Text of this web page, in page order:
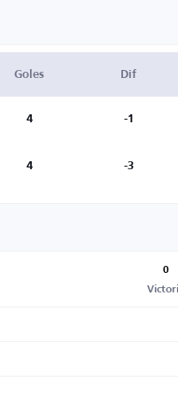
Goles Dif
4 -1
4 -3
0